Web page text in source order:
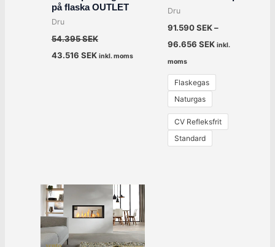
på flaska OUTLET
Dru
54.395SEK
43.516 SEK inkl. moms
Dru
91.590SEK–
96.656SEK inkl.
moms
Flaskegas
Naturgas
CV Refleksfrit
Standard